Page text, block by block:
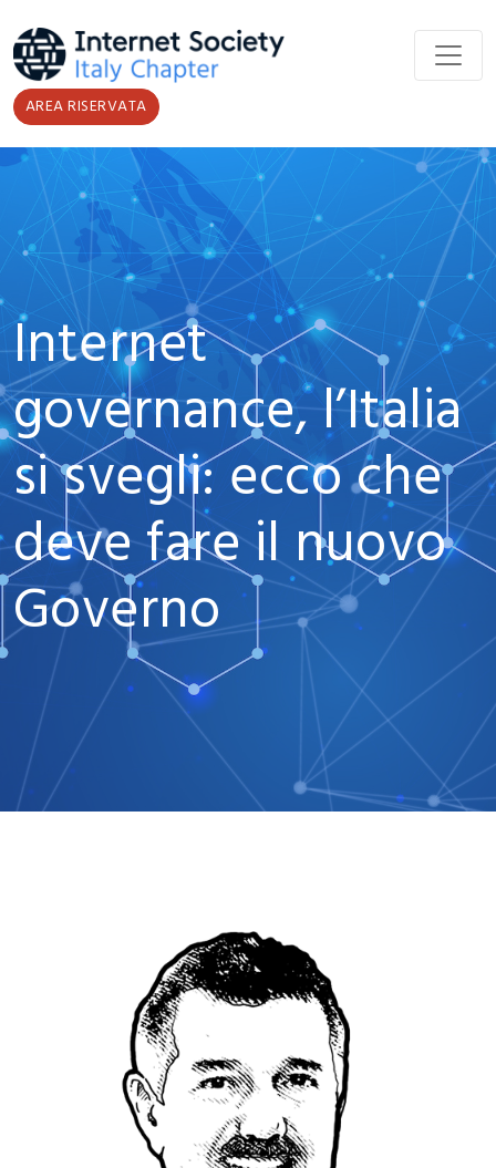
AREA RISERVATA
Internet
governance, l’Italia
si svegli: ecco che
deve fare il nuovo
Governo